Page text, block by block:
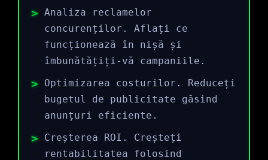
Analiza reclamelor
concurenților. Aflați ce
funcționează în nișă și
îmbunătățiți-vă campaniile.
Optimizarea costurilor. Reduceți
bugetul de publicitate găsind
anunțuri eficiente.
Creșterea ROI. Creșteți
rentabilitatea folosind